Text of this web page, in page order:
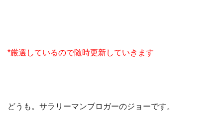
*厳選しているので随時更新していきます
どうも。サラリーマンブロガーのジョーです。